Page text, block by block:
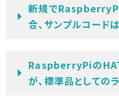
新規で
合、サンプルコード
RaspberryPiの
が、標準品としての